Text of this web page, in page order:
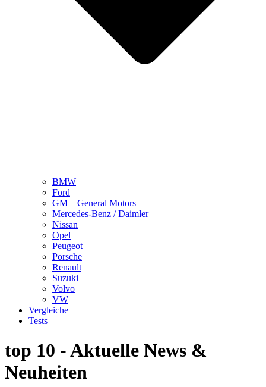
BMW
Ford
GM – General Motors
Mercedes-Benz / Daimler
Nissan
Opel
Peugeot
Porsche
Renault
Suzuki
Volvo
VW
Vergleiche
Tests
top 10 - Aktuelle News &
Neuheiten